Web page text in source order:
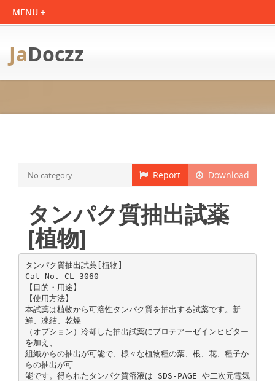
JaDoczz
Download
Report
No category
タンパク質抽出試薬
[植物]
タンパク質抽出試薬[植物]
Cat No. CL-3060
【目的・用途】
【使用方法】
本試薬は植物から可溶性タンパク質を抽出する試薬です。新
鮮、凍結、乾燥
（オプション）冷却した抽出試薬にプロテアーゼインヒビター
を加え、
組織からの抽出が可能で、様々な植物種の葉、根、花、種子か
らの抽出が可
能です。得られたタンパク質溶液は SDS-PAGE や二次元電気